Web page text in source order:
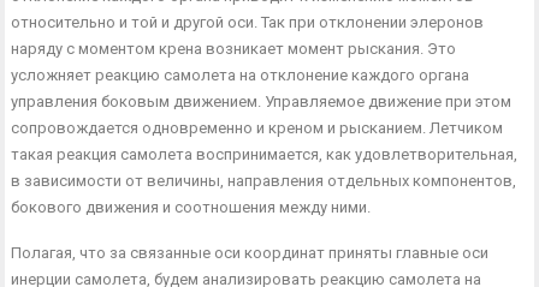
относительно и той и другой оси. Так при отклонении элеронов
наряду с моментом крена возникает момент рыскания. Это
усложняет реакцию самолета на отклонение каждого органа
управления боковым движением. Управ­ляемое движение при этом
сопровождается одновременно и креном и рысканием. Летчиком
такая реакция самолета воспринимается, как удовлетворительная,
в зависимости от величины, направления от­дельных компонентов,
бокового движения и соотношения между ними.
Полагая, что за связанные оси координат приняты главные оси
инерции самолета, будем анализировать реакцию самолета на